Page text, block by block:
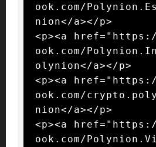
ook.com/
nion</a></p>
<p><a
ook.com/
olynion</a></p>
<p><a
ook.com/
nion</a></p>
<p><a
ook.com/